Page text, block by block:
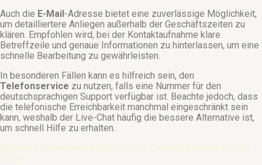
Auch die E-Mail-Adresse bietet eine zuverlässige Möglichkeit,
um detailliertere Anliegen außerhalb der Geschäftszeiten zu
klären. Empfohlen wird, bei der Kontaktaufnahme klare
Betreffzeile und genaue Informationen zu hinterlassen, um eine
schnelle Bearbeitung zu gewährleisten.
In besonderen Fällen kann es hilfreich sein, den
Telefonservice zu nutzen, falls eine Nummer für den
deutschsprachigen Support verfügbar ist. Beachte jedoch, dass
die telefonische Erreichbarkeit manchmal eingeschränkt sein
kann, weshalb der Live-Chat häufig die bessere Alternative ist,
um schnell Hilfe zu erhalten.